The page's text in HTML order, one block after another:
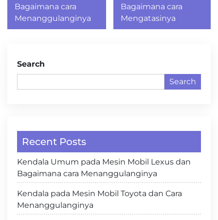
Bagaimana cara
Menanggulanginya
Bagaimana cara
Mengatasinya
Search
Search
Recent Posts
Kendala Umum pada Mesin Mobil Lexus dan
Bagaimana cara Menanggulanginya
Kendala pada Mesin Mobil Toyota dan Cara
Menanggulanginya